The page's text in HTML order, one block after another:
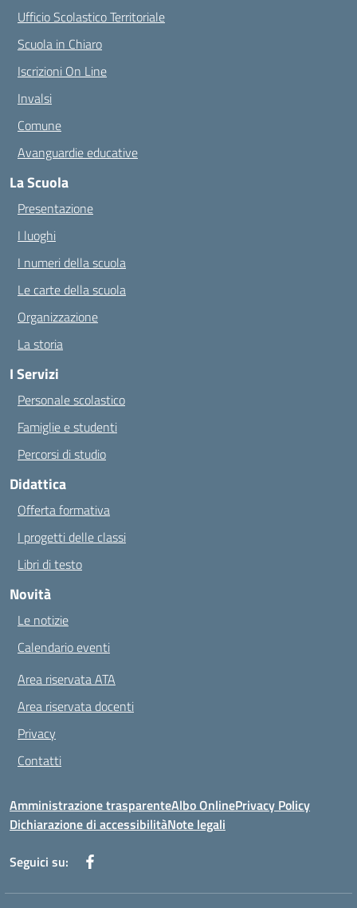
Ufficio Scolastico Territoriale
Scuola in Chiaro
Iscrizioni On Line
Invalsi
Comune
Avanguardie educative
La Scuola
Presentazione
I luoghi
I numeri della scuola
Le carte della scuola
Organizzazione
La storia
I Servizi
Personale scolastico
Famiglie e studenti
Percorsi di studio
Didattica
Offerta formativa
I progetti delle classi
Libri di testo
Novità
Le notizie
Calendario eventi
Area riservata ATA
Area riservata docenti
Privacy
Contatti
Amministrazione trasparenteAlbo OnlinePrivacy Policy
Dichiarazione di accessibilitàNote legali
Seguici su: